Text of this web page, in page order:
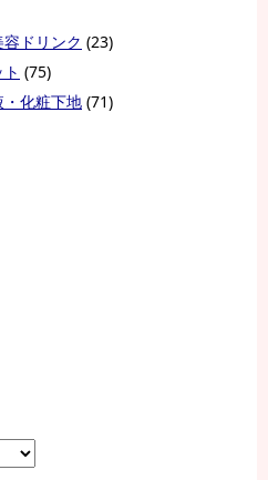
ドリンク (23)
(75)
化粧下地 (71)